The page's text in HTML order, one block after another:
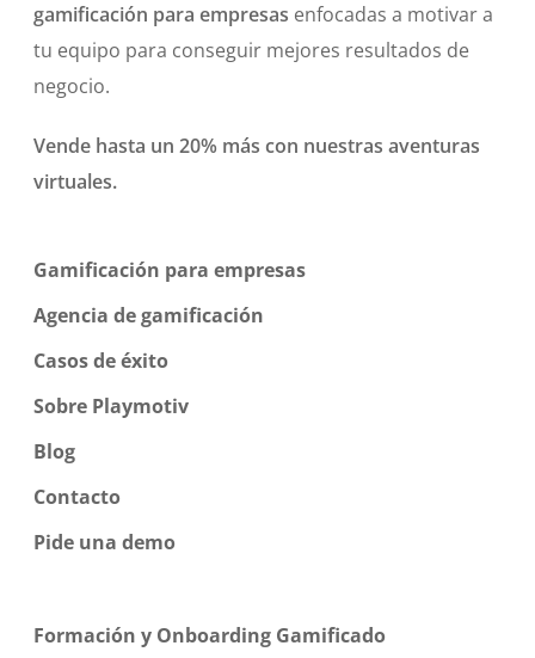
gamificación para empresas enfocadas a motivar a
tu equipo para conseguir mejores resultados de
negocio.
Vende hasta un 20% más con nuestras aventuras
virtuales.
Gamificación para empresas
Agencia de gamificación
Casos de éxito
Sobre Playmotiv
Blog
Contacto
Pide una demo
Formación y Onboarding Gamificado